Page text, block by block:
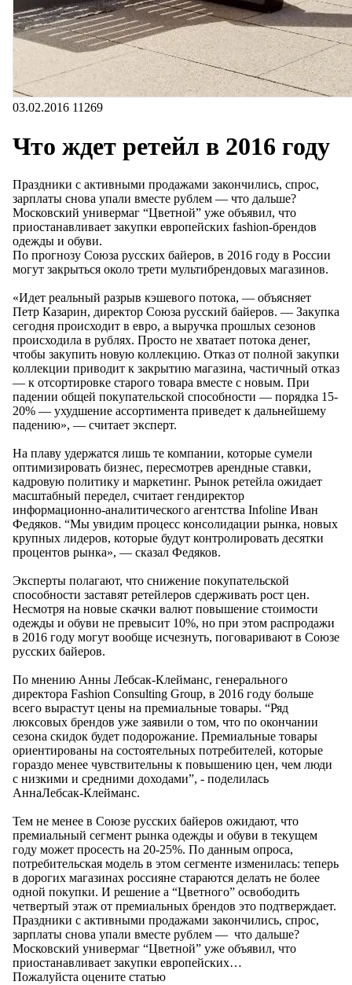
03.02.2016 11269
Что ждет ретейл в 2016 году
Праздники с активными продажами закончились, спрос,
зарплаты снова упали вместе рублем — что дальше?
Московский универмаг “Цветной” уже объявил, что
приостанавливает закупки европейских fashion-брендов
одежды и обуви.
По прогнозу Союза русских байеров, в 2016 году в России
могут закрыться около трети мультибрендовых магазинов.
«Идет реальный разрыв кэшевого потока, — объясняет
Петр Казарин, директор Союза русский байеров. — Закупка
сегодня происходит в евро, а выручка прошлых сезонов
происходила в рублях. Просто не хватает потока денег,
чтобы закупить новую коллекцию. Отказ от полной закупки
коллекции приводит к закрытию магазина, частичный отказ
— к отсортировке старого товара вместе с новым. При
падении общей покупательской способности — порядка 15-
20% — ухудшение ассортимента приведет к дальнейшему
падению», — считает эксперт.
На плаву удержатся лишь те компании, которые сумели
оптимизировать бизнес, пересмотрев арендные ставки,
кадровую политику и маркетинг. Рынок ретейла ожидает
масштабный передел, считает гендиректор
информационно-аналитического агентства Infoline Иван
Федяков. “Мы увидим процесс консолидации рынка, новых
крупных лидеров, которые будут контролировать десятки
процентов рынка», — сказал Федяков.
Эксперты полагают, что снижение покупательской
способности заставят ретейлеров сдерживать рост цен.
Несмотря на новые скачки валют повышение стоимости
одежды и обуви не превысит 10%, но при этом распродажи
в 2016 году могут вообще исчезнуть, поговаривают в Союзе
русских байеров.
По мнению Анны Лебсак-Клейманс, генерального
директора Fashion Consulting Group, в 2016 году больше
всего вырастут цены на премиальные товары. “Ряд
люксовых брендов уже заявили о том, что по окончании
сезона скидок будет подорожание. Премиальные товары
ориентированы на состоятельных потребителей, которые
гораздо менее чувствительны к повышению цен, чем люди
с низкими и средними доходами”, - поделилась
АннаЛебсак-Клейманс.
Тем не менее в Союзе русских байеров ожидают, что
премиальный сегмент рынка одежды и обуви в текущем
году может просесть на 20-25%. По данным опроса,
потребительская модель в этом сегменте изменилась: теперь
в дорогих магазинах россияне стараются делать не более
одной покупки. И решение а “Цветного” освободить
четвертый этаж от премиальных брендов это подтверждает.
Праздники с активными продажами закончились, спрос,
зарплаты снова упали вместе рублем — что дальше?
Московский универмаг “Цветной” уже объявил, что
приостанавливает закупки европейских…
Пожалуйста оцените статью